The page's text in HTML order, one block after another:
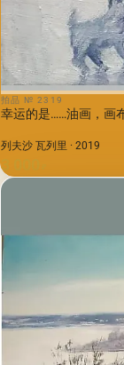
拍品 № 2319
幸运的是……油画，画
列夫沙 瓦列里 · 2019
3 000